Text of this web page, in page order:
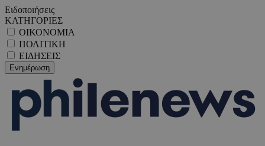
Ειδοποιήσεις
ΚΑΤΗΓΟΡΙΕΣ
ΟΙΚΟΝΟΜΙΑ
ΠΟΛΙΤΙΚΗ
ΕΙΔΗΣΕΙΣ